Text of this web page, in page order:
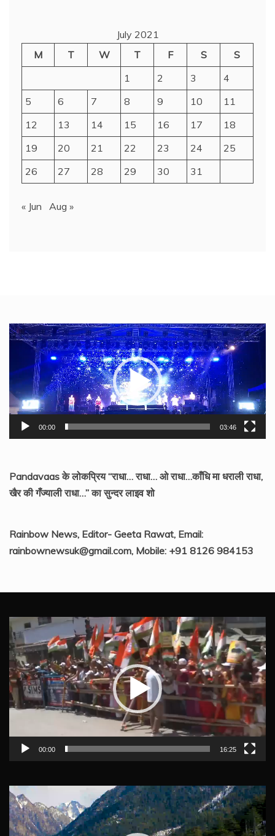
July 2021
M
T W T F S
S
1
2 3
4
5
6 7 8 9 10
11
12
13 14 15 16 17
18
19
20 21 22 23 24
25
26
27 28 29 30 31
« Jun Aug »
Video
Player
00:00 03:46
Pandavaas के लोकप्रिय “राधा… राधा… ओ राधा…काँधि मा धराली राधा,
खैर की गँज्याली राधा…” का सुन्दर लाइव शो
Rainbow News, Editor- Geeta Rawat, Email:
rainbownewsuk@gmail.com, Mobile: +91 8126 984153
Video
Player
00:00 16:25
Video
Player